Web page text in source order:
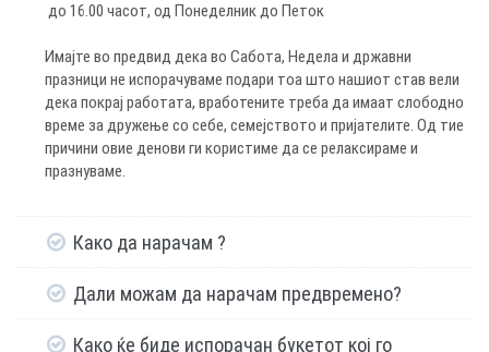
до 16.00 часот, од Понеделник до Петок
Имајте во предвид дека во Сабота, Недела и државни
празници не испорачуваме подари тоа што нашиот став вели
дека покрај работата, вработените треба да имаат слободно
време за дружење со себе, семејството и пријателите. Од тие
причини овие денови ги користиме да се релаксираме и
празнуваме.
Како да нарачам ?
Чекор 2: Одберете од дадените опции за големина на букет /
Чекор 3: Одберете количина
Дали можам да нарачам предвремено?
Како ќе биде испорачан букетот кој го